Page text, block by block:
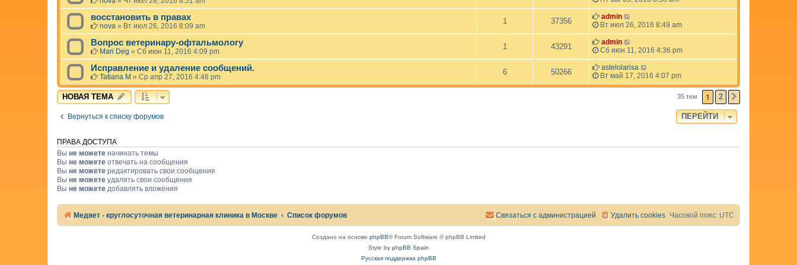
д
е
.
восстановить в правах
nova » Вт июл 26, 2016 8:09 am
1 37356
admin
Вт июл 26, 2016 8:49 am
Вопрос ветеринару-офтальмологу
Mari Deg » Сб июн 11, 2016 4:09 pm
1 43291
admin
Сб июн 11, 2016 4:36 pm
Исправление и удаление сообщений.
Tatiana M » Ср апр 27, 2016 4:48 pm
6 50266
astelolarisa
Вт май 17, 2016 4:07 pm
НОВАЯ ТЕМА 35 тем 1 2
Вернуться к списку форумов ПЕРЕЙТИ
ПРАВА ДОСТУПА
Вы не можете начинать темы
Вы не можете отвечать на сообщения
Вы не можете редактировать свои сообщения
Вы не можете удалять свои сообщения
Вы не можете добавлять вложения
Медвет - круглосуточная ветеринарная клиника в Москве Список форумов Часовой пояс: UTC
Удалить cookies
Связаться с администрацией
Создано на основе phpBB® Forum Software © phpBB Limited
Style by phpBB Spain
Русская поддержка phpBB